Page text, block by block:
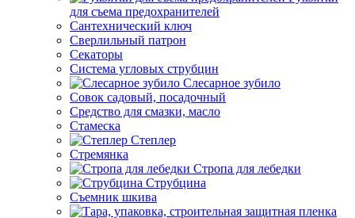
для съема предохранителей
Сантехнический ключ
Сверлильный патрон
Секаторы
Система угловых струбцин
Слесарное зубило
Совок садовый, посадочный
Средство для смазки, масло
Стамеска
Степлер
Стремянка
Стропа для лебедки
Струбцина
Съемник шкива